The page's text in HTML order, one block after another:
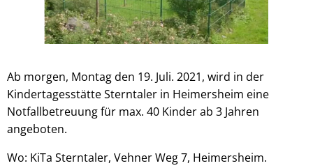
Ab morgen, Montag den 19. Juli. 2021, wird in der
Kindertagesstätte Sterntaler in Heimersheim eine
Notfallbetreuung für max. 40 Kinder ab 3 Jahren
angeboten.
Wo: KiTa Sterntaler, Vehner Weg 7, Heimersheim.